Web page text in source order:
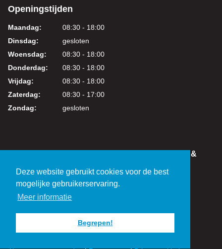
Deze website gebruikt cookies voor de best
mogelijke gebruikerservaring.
Meer informatie
Begrepen!
Openingstijden
Maandag:
08:30 - 18:00
Dinsdag:
gesloten
Woensdag:
08:30 - 18:00
Donderdag:
08:30 - 18:00
Vrijdag:
08:30 - 18:00
Zaterdag:
08:30 - 17:00
Zondag:
gesloten
IN DEZE WEBSHOP KUNT U VEILIG WINKELEN &
BTW: NL821038461B01